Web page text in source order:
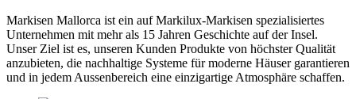
Markisen Mallorca ist ein auf Markilux-Markisen spezialisiertes
Unternehmen mit mehr als 15 Jahren Geschichte auf der Insel.
Unser Ziel ist es, unseren Kunden Produkte von höchster Qualität
anzubieten, die nachhaltige Systeme für moderne Häuser garantieren
und in jedem Aussenbereich eine einzigartige Atmosphäre schaffen.